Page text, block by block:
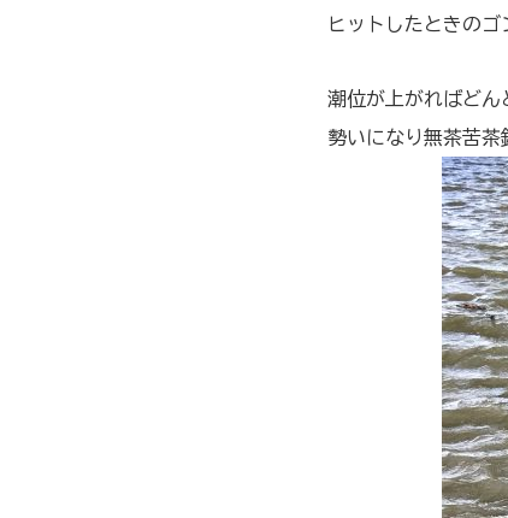
ヒットしたときのゴ
潮位が上がればどん
勢いになり無茶苦茶